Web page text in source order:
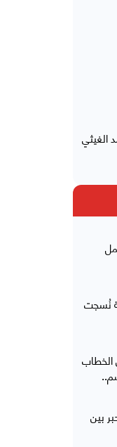
الغيثي
نُسجت
الخطاب
بين